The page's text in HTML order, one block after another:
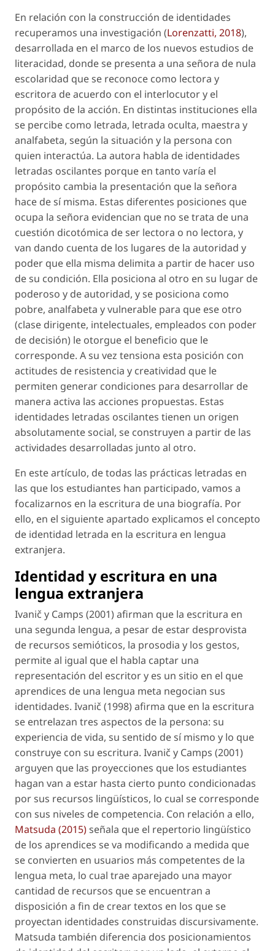
En relación con la construcción de identidades
recuperamos una investigación (Lorenzatti, 2018),
desarrollada en el marco de los nuevos estudios de
literacidad, donde se presenta a una señora de nula
escolaridad que se reconoce como lectora y
escritora de acuerdo con el interlocutor y el
propósito de la acción. En distintas instituciones ella
se percibe como letrada, letrada oculta, maestra y
analfabeta, según la situación y la persona con
quien interactúa. La autora habla de identidades
letradas oscilantes porque en tanto varía el
propósito cambia la presentación que la señora
hace de sí misma. Estas diferentes posiciones que
ocupa la señora evidencian que no se trata de una
cuestión dicotómica de ser lectora o no lectora, y
van dando cuenta de los lugares de la autoridad y
poder que ella misma delimita a partir de hacer uso
de su condición. Ella posiciona al otro en su lugar de
poderoso y de autoridad, y se posiciona como
pobre, analfabeta y vulnerable para que ese otro
(clase dirigente, intelectuales, empleados con poder
de decisión) le otorgue el beneficio que le
corresponde. A su vez tensiona esta posición con
actitudes de resistencia y creatividad que le
permiten generar condiciones para desarrollar de
manera activa las acciones propuestas. Estas
identidades letradas oscilantes tienen un origen
absolutamente social, se construyen a partir de las
actividades desarrolladas junto al otro.
En este artículo, de todas las prácticas letradas en
las que los estudiantes han participado, vamos a
focalizarnos en la escritura de una biografía. Por
ello, en el siguiente apartado explicamos el concepto
de identidad letrada en la escritura en lengua
extranjera.
Identidad y escritura en una
lengua extranjera
Ivanič y Camps (2001) afirman que la escritura en
una segunda lengua, a pesar de estar desprovista
de recursos semióticos, la prosodia y los gestos,
permite al igual que el habla captar una
representación del escritor y es un sitio en el que
aprendices de una lengua meta negocian sus
identidades. Ivanič (1998) afirma que en la escritura
se entrelazan tres aspectos de la persona: su
experiencia de vida, su sentido de sí mismo y lo que
construye con su escritura. Ivanič y Camps (2001)
arguyen que las proyecciones que los estudiantes
hagan van a estar hasta cierto punto condicionadas
por sus recursos lingüísticos, lo cual se corresponde
con sus niveles de competencia. Con relación a ello,
Matsuda (2015)señala que el repertorio lingüístico
de los aprendices se va modificando a medida que
se convierten en usuarios más competentes de la
lengua meta, lo cual trae aparejado una mayor
cantidad de recursos que se encuentran a
disposición a fin de crear textos en los que se
proyectan identidades construidas discursivamente.
Matsuda también diferencia dos posicionamientos